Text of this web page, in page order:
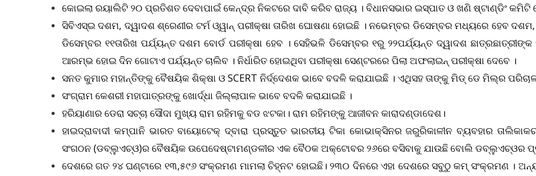
କୋଇଲା ରୟାଲିଟି ୨୦ ପ୍ରତିଶତ ଦେବାପାଇଁ କେନ୍ଦ୍ର ନିକଟରେ ଦାବି କରିବ ରାଜ୍ୟ । ବିଧାନସଭାର ଇସ୍ପାତ ଓ ଖଣି ଷ୍ଟାଣ୍ଡିଂ
ସିବିଏସ୍‌ଇ ଦଶମ, ଦ୍ୱାଦଶ ଶ୍ରେଣୀର ଟର୍ମ ଓ୍ୱାନ୍ ପରୀକ୍ଷା ତାରିଖ ଘୋଷଣା ହୋଇଛି । ନଭେମ୍ବର ଡିସେମ୍ବର ମଧ୍ୟରେ ହେବ
ଡିସେମ୍ବର ୧୧ତାରିଖ ପର୍ଯ୍ୟନ୍ତ ଦଶମ ବୋର୍ଡ ପରୀକ୍ଷା ହେବ । ସେହିଭଳି ଡିସେମ୍ବର ୧ରୁ ୨୨ପର୍ଯ୍ୟନ୍ତ ଦ୍ୱାଦଶ
ଆରମ୍ଭ ହୋଇ ଦିନ ଗୋଟାଏ ପର୍ଯ୍ୟନ୍ତ ଚାଲିବ । ନିର୍ଧାରିତ ହୋଇଥିବା ପରୀକ୍ଷା ସେଣ୍ଟରରେ ପିଲା ଅଫଲାଇନ୍‌ ପରୀକ୍ଷା ଦେବେ ।
ସନତ କୁମାର ମହାନ୍ତିଙ୍କୁ ବୈଷୟିକ ଶିକ୍ଷା ଓ SCERT ନିର୍ଦ୍ଦେଶକ ଭାବେ ବଦଳି କରାଯାଇଛି । ଏଥିସହ ତାଙ୍କୁ ମିଡ୍‌ ଡେ ମିଲ୍‌ର
ସଂଗ୍ରାମ କେଶରୀ ମହାପାତ୍ରଙ୍କୁ ଖୋର୍ଦ୍ଧା ଜିଲ୍ଲାପାଳ ଭାବେ ବଦଳି କରାଯାଇଛି ।
ହରିୟାଣାର ଡେରା ସଚ୍ଚା ସୌଦା ମୁଖ୍ୟ ରାମ ରହିମକୁ ବଡ ଝଟକା। ରାମ ରହିମଙ୍କୁ ଆଜୀବନ କାରାଦଣ୍ଡାଦେଶ।
ହାଇଦ୍ରାବାଦୀ କମ୍ପାନି ଭାରତ ବାୟୋଟେକ୍ ଦ୍ବାରା ପ୍ରସ୍ତୁତ ଭାରତୀୟ ଟିକା କୋଭାକ୍ସିନର ଜରୁରିକାଳୀନ ବ୍ୟବହାର
ସଂଗଠନ (ଡବ୍ଲୁଏଚ୍‌ଓ)ର ବୈଷୟିକ ଉପେଦେଷ୍ଟାମଣ୍ଡଳୀର ଏକ ବୈଠକ ଅକ୍ଟୋବର ୨୬ରେ ବସିବାକୁ ଯାଉଛି ବୋଲି ଡବ୍ଲୁଏଚ୍‌ଓର
ଦେଶରେ ଗତ ୨୪ ଘଣ୍ଟାରେ ୧୩,୫୯୬ ସଂକ୍ରମଣ ମାମଲା ଚିହ୍ନଟ ହୋଇଛି। ୨୩୦ ଦିନରେ ଏହା ଦେଶରେ ସବୁଠୁ କମ୍ ସଂକ୍ରମଣ ।